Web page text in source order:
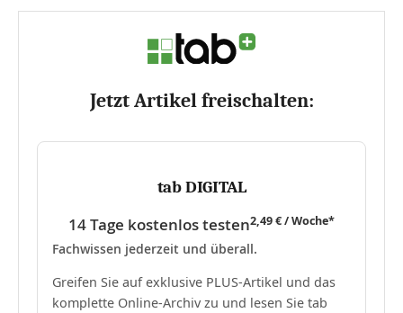
Jetzt Artikel freischalten:
tab DIGITAL
14 Tage kostenlos testen2,49 € / Woche*
Fachwissen jederzeit und überall.
Greifen Sie auf exklusive PLUS-Artikel und das
komplette Online-Archiv zu und lesen Sie tab